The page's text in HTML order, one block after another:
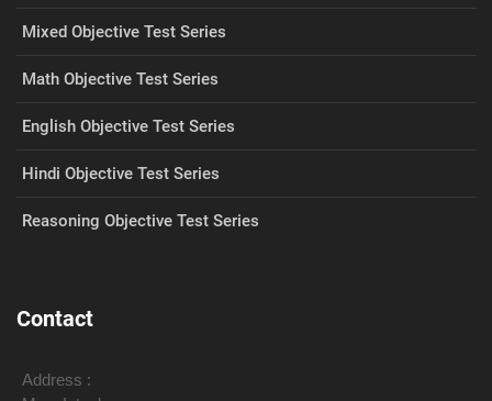
Mixed Objective Test Series
Math Objective Test Series
English Objective Test Series
Hindi Objective Test Series
Reasoning Objective Test Series
Contact
Address :